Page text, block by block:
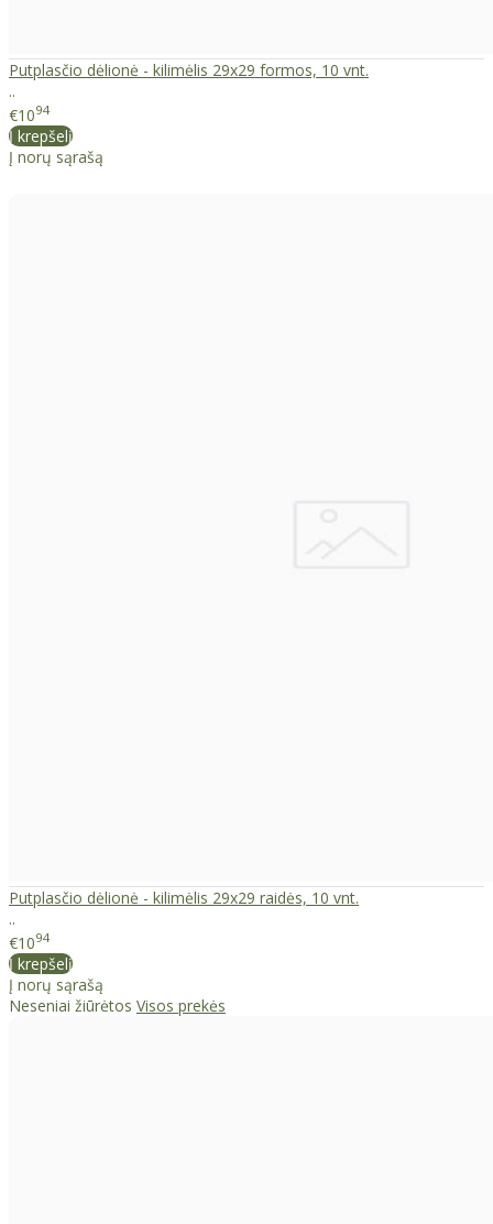
Putplasčio dėlionė - kilimėlis 29x29 formos, 10 vnt.
..
€1094
Į krepšelį
Į norų sąrašą
Putplasčio dėlionė - kilimėlis 29x29 raidės, 10 vnt.
..
€1094
Į krepšelį
Į norų sąrašą
Neseniai žiūrėtos Visos prekės